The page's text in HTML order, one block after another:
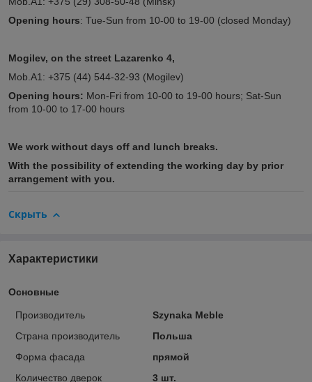
Opening hours: Tue-Sun from 10-00 to 19-00 (closed Monday)
Mogilev, on the street Lazarenko 4,
Mob.A1: +375 (44) 544-32-93 (Mogilev)
Opening hours: Mon-Fri from 10-00 to 19-00 hours; Sat-Sun
from 10-00 to 17-00 hours
We work without days off and lunch breaks.
With the possibility of extending the working day by prior
arrangement with you.
Скрыть
Характеристики
Основные
Производитель
Szynaka Meble
Страна производитель
Польша
Форма фасада
прямой
Количество дверок
3 шт.